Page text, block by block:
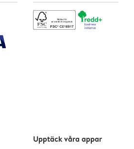
Upptäck våra appar